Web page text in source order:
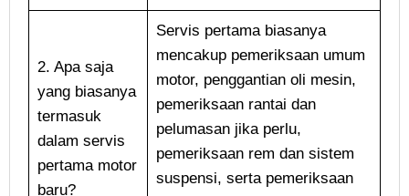
2. Apa saja
yang biasanya
termasuk
dalam servis
pertama motor
baru?
Servis pertama biasanya
mencakup pemeriksaan umum
motor, penggantian oli mesin,
pemeriksaan rantai dan
pelumasan jika perlu,
pemeriksaan rem dan sistem
suspensi, serta pemeriksaan